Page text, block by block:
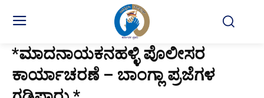
*ಮಾದನಾಯಕನಹಳ್ಳಿ ಪೊಲೀಸರ
ಕಾರ್ಯಾಚರಣೆ – ಬಾಂಗ್ಲಾ ಪ್ರಜೆಗಳ